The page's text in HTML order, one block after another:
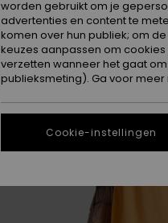
worden gebruikt om je
advertenties en content te
komen over hun publiek; om
keuzes aanpassen om
verzetten wanneer het gaat
publieksmeting). Ga voor
Cookie-instellingen